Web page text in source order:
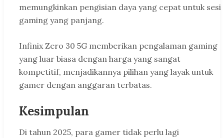
memungkinkan pengisian daya yang cepat untuk sesi
gaming yang panjang.
Infinix Zero 30 5G memberikan pengalaman gaming
yang luar biasa dengan harga yang sangat
kompetitif, menjadikannya pilihan yang layak untuk
gamer dengan anggaran terbatas.
Kesimpulan
Di tahun 2025, para gamer tidak perlu lagi